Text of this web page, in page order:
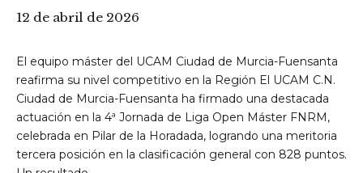
12 de abril de 2026
El equipo máster del UCAM Ciudad de Murcia-Fuensanta
reafirma su nivel competitivo en la Región El UCAM C.N.
Ciudad de Murcia-Fuensanta ha firmado una destacada
actuación en la 4ª Jornada de Liga Open Máster FNRM,
celebrada en Pilar de la Horadada, logrando una meritoria
tercera posición en la clasificación general con 828 puntos.